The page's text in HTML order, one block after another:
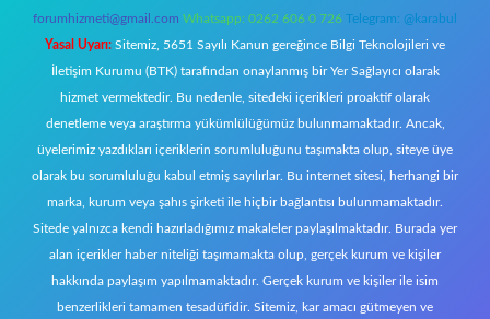
forumhizmeti@gmail.com Whatsapp: 0262 606 0 726 Telegram: @karabul
Yasal Uyarı: Sitemiz, 5651 Sayılı Kanun gereğince Bilgi Teknolojileri ve
İletişim Kurumu (BTK) tarafından onaylanmış bir Yer Sağlayıcı olarak
hizmet vermektedir. Bu nedenle, sitedeki içerikleri proaktif olarak
denetleme veya araştırma yükümlülüğümüz bulunmamaktadır. Ancak,
üyelerimiz yazdıkları içeriklerin sorumluluğunu taşımakta olup, siteye üye
olarak bu sorumluluğu kabul etmiş sayılırlar. Bu internet sitesi, herhangi bir
marka, kurum veya şahıs şirketi ile hiçbir bağlantısı bulunmamaktadır.
Sitede yalnızca kendi hazırladığımız makaleler paylaşılmaktadır. Burada yer
alan içerikler haber niteliği taşımamakta olup, gerçek kurum ve kişiler
hakkında paylaşım yapılmamaktadır. Gerçek kurum ve kişiler ile isim
benzerlikleri tamamen tesadüfidir. Sitemiz, kar amacı gütmeyen ve